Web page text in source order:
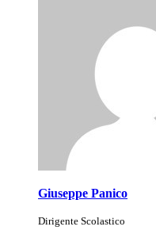
Giuseppe Panico
Dirigente Scolastico